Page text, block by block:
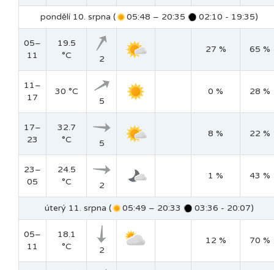
pondělí 10. srpna ( 05:48 – 20:35 02:10 - 19:35)
05–
11
19.5
°C
2
27 % 65 %
11–
17
30 °C
5
0 % 28 %
17–
23
32.7
°C
5
8 % 22 %
23–
05
24.5
°C
2
1 % 43 %
úterý 11. srpna ( 05:49 – 20:33 03:36 - 20:07)
05–
11
18.1
°C
2
12 % 70 %